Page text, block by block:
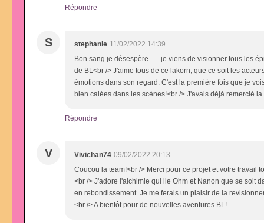
Répondre
S stephanie 11/02/2022 14:39
Bon sang je désespère …. je viens de visionner tous les
de BL<br /> J'aime tous de ce lakorn, que ce soit les
émotions dans son regard. C'est la première fois que je
bien calées dans les scènes!<br /> J'avais déjà remercié
Répondre
V Vivichan74 09/02/2022 20:13
Coucou la team!<br /> Merci pour ce projet et votre travail
<br /> J'adore l'alchimie qui lie Ohm et Nanon que se soit
en rebondissement. Je me ferais un plaisir de la
<br /> A bientôt pour de nouvelles aventures BL!